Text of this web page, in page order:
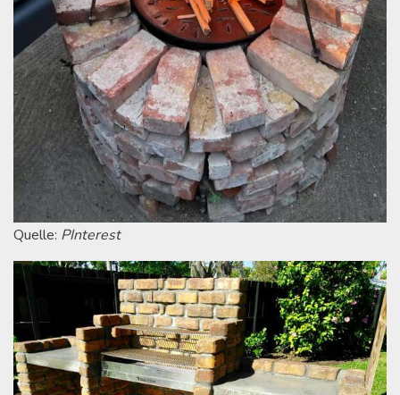
Quelle: PInterest